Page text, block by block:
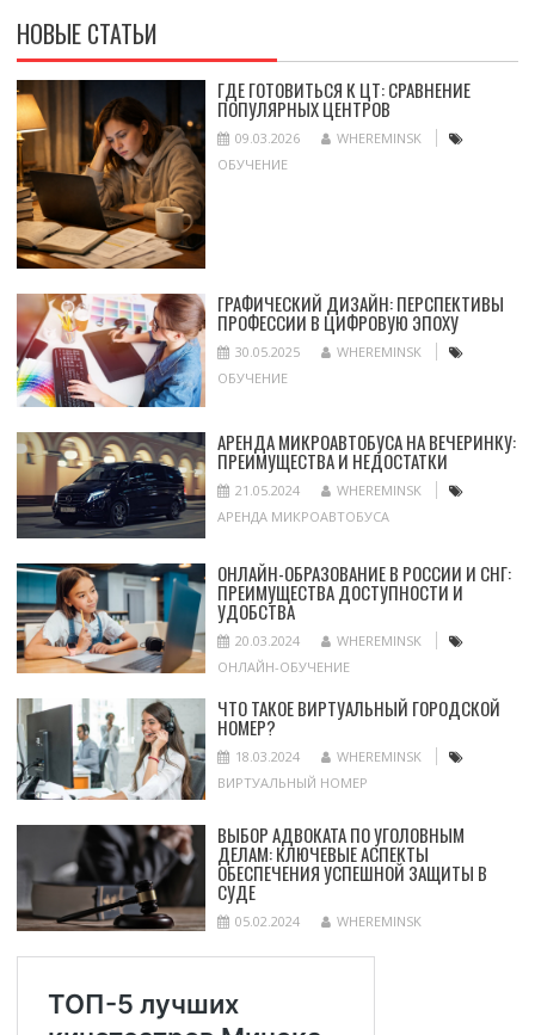
НОВЫЕ СТАТЬИ
ГДЕ ГОТОВИТЬСЯ К ЦТ: СРАВНЕНИЕ
ПОПУЛЯРНЫХ ЦЕНТРОВ
09.03.2026
WHEREMINSK
ОБУЧЕНИЕ
ГРАФИЧЕСКИЙ ДИЗАЙН: ПЕРСПЕКТИВЫ
ПРОФЕССИИ В ЦИФРОВУЮ ЭПОХУ
30.05.2025
WHEREMINSK
ОБУЧЕНИЕ
АРЕНДА МИКРОАВТОБУСА НА ВЕЧЕРИНКУ:
ПРЕИМУЩЕСТВА И НЕДОСТАТКИ
21.05.2024
WHEREMINSK
АРЕНДА МИКРОАВТОБУСА
ОНЛАЙН-ОБРАЗОВАНИЕ В РОССИИ И СНГ:
ПРЕИМУЩЕСТВА ДОСТУПНОСТИ И
УДОБСТВА
20.03.2024
WHEREMINSK
ОНЛАЙН-ОБУЧЕНИЕ
ЧТО ТАКОЕ ВИРТУАЛЬНЫЙ ГОРОДСКОЙ
НОМЕР?
18.03.2024
WHEREMINSK
ВИРТУАЛЬНЫЙ НОМЕР
ВЫБОР АДВОКАТА ПО УГОЛОВНЫМ
ДЕЛАМ: КЛЮЧЕВЫЕ АСПЕКТЫ
ОБЕСПЕЧЕНИЯ УСПЕШНОЙ ЗАЩИТЫ В
СУДЕ
05.02.2024 WHEREMINSK